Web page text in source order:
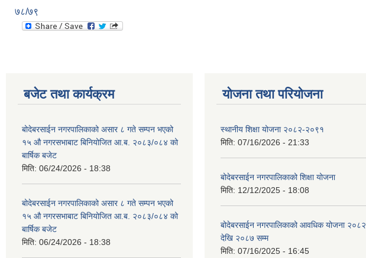
७८/७९
बजेट तथा कार्यक्रम
बोदेबरसाईन नगरपालिकाको असार ८ गते सम्पन भएको
१५ ‍‍‍औ नगरसभाबाट बिनियोजित आ.ब. २०८३/०८४ को
बार्षिक बजेट
मिति: 06/24/2026 - 18:38
बोदेबरसाईन नगरपालिकाको असार ८ गते सम्पन भएको
१५ ‍‍‍औ नगरसभाबाट बिनियोजित आ.ब. २०८३/०८४ को
बार्षिक बजेट
मिति: 06/24/2026 - 18:38
योजना तथा परियोजना
स्थानीय शिक्षा योजना २०८२-२०९१
मिति: 07/16/2026 - 21:33
बोदेबरसाईन नगरपालिकाको शिक्षा योजना
मिति: 12/12/2025 - 18:08
बोदेबरसाईन नगरपालिकाको आवधिक योजना २०८२
देखि २०८७ सम्म
मिति: 07/16/2025 - 16:45